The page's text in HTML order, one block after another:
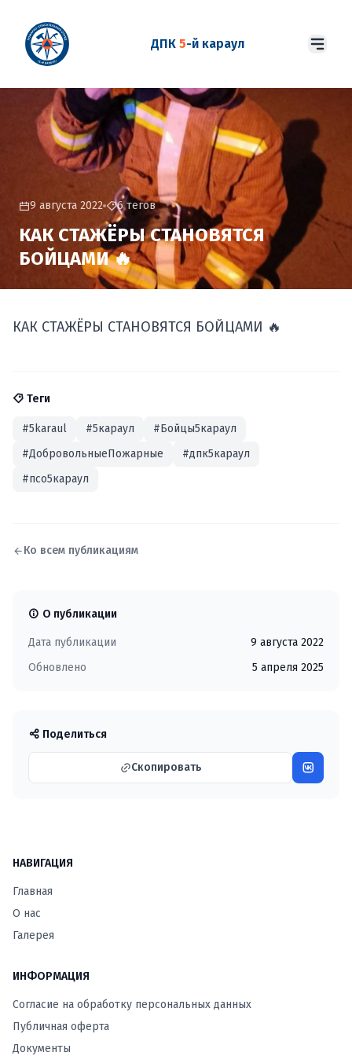
ДПК 5-й караул
9 августа 2022 6 тегов
КАК СТАЖЁРЫ СТАНОВЯТСЯ
БОЙЦАМИ 🔥
КАК СТАЖЁРЫ СТАНОВЯТСЯ БОЙЦАМИ 🔥
Теги
#5karaul #5караул
#Бойцы5караул
#ДобровольныеПожарные
#дпк5караул
#псо5караул
Ко всем публикациям
О публикации
Дата публикации
9 августа 2022
Обновлено
5 апреля 2025
Поделиться
Скопировать
НАВИГАЦИЯ
Главная
О нас
Галерея
ИНФОРМАЦИЯ
Согласие на обработку персональных данных
Публичная оферта
Документы